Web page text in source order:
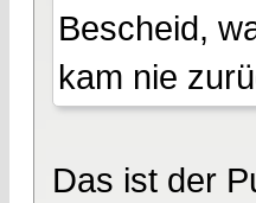
Bescheid,
kam nie
Das ist der